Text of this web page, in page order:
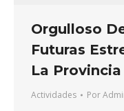
Orgulloso
Futuras
La
Actividades Por